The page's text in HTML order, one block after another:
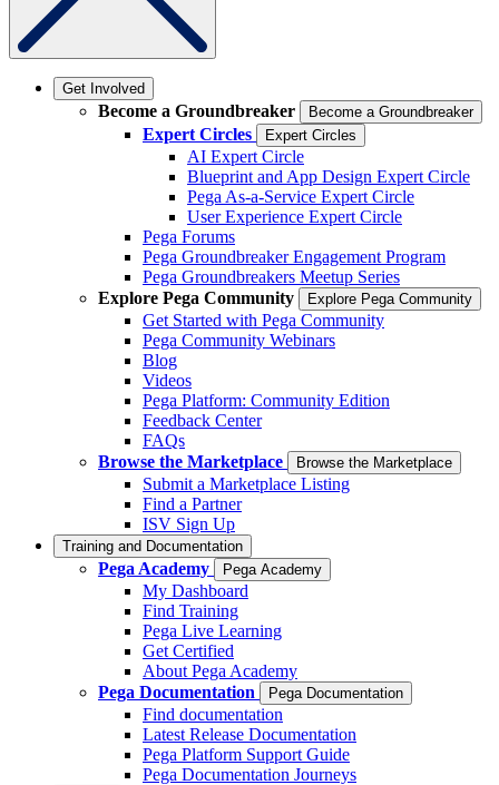
Get Involved
Become a Groundbreaker Become a Groundbreaker
Expert Circles Expert Circles
AI Expert Circle
Blueprint and App Design Expert Circle
Pega As-a-Service Expert Circle
User Experience Expert Circle
Pega Forums
Pega Groundbreaker Engagement Program
Pega Groundbreakers Meetup Series
Explore Pega Community
Explore Pega Community
Get Started with Pega Community
Pega Community Webinars
Blog
Videos
Pega Platform: Community Edition
Feedback Center
FAQs
Browse the Marketplace
Browse the Marketplace
Submit a Marketplace Listing
Find a Partner
ISV Sign Up
Training and Documentation
Pega Academy Pega Academy
My Dashboard
Find Training
Pega Live Learning
Get Certified
About Pega Academy
Pega Documentation
Pega Documentation
Find documentation
Latest Release Documentation
Pega Platform Support Guide
Pega Documentation Journeys